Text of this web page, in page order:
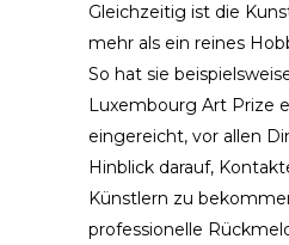
Gleichzeitig ist die
mehr als ein reines
So hat sie
Luxembourg Art Prize
eingereicht, vor allen
Hinblick darauf,
Künstlern zu
professionelle